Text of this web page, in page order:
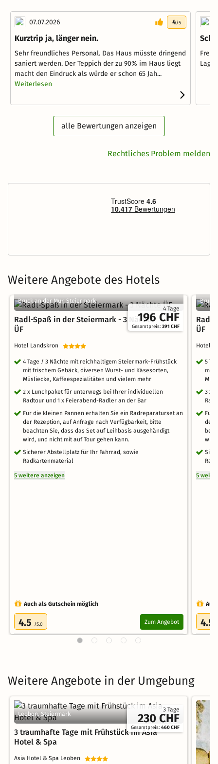
07.07.2026 4/5
Kurztrip ja, länger nein.
Sehr freundliches Personal. Das Haus müsste dringend
saniert werden. Der Teppich der zu 90% im Haus liegt
macht den Eindruck als würde er schon 65 Jah...
Weiterlesen
alle Bewertungen anzeigen
Rechtliches Problem melden
Weitere Angebote des Hotels
4 Tage
196 CHF
Gesamtpreis:391 CHF
Bruck an der Mur, Steiermark
Radl-Spaß in der Steiermark - 3 Nächte
ÜF
Hotel Landskron
4 Tage / 3 Nächte mit reichhaltigem Steiermark-Frühstück
mit frischem Gebäck, diversen Wurst- und Käsesorten,
Müsliecke, Kaffeespezialitäten und vielem mehr
2 x Lunchpaket für unterwegs bei Ihrer individuellen
Radtour und 1 x Feierabend-Radler an der Bar
Für die kleinen Pannen erhalten Sie ein Radreparaturset an
der Rezeption, auf Anfrage nach Verfügbarkeit, bitte
beachten Sie, dass das Set auf Leihbasis ausgehändigt
wird, und nicht mit auf Tour gehen kann.
Sicherer Abstellplatz für Ihr Fahrrad, sowie
Radkartenmaterial
5 weitere anzeigen
Auch als Gutschein möglich
4.5 /5.0 Zum Angebot
Bruck
Radl-
ÜF
Hotel
5
mit
3 x
Für
der
5
4.5
Weitere Angebote in der Umgebung
3 Tage
230 CHF
Gesamtpreis:460 CHF
Leoben, Steiermark
3 traumhafte Tage mit Frühstück im Asia
Hotel & Spa
Asia Hotel & Spa Leoben